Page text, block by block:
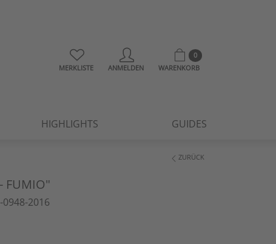
MERKLISTE ANMELDEN
0
WARENKORB
HIGHLIGHTS GUIDES
ZURÜCK
FUMIO"
2016